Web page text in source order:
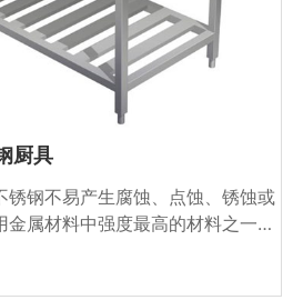
厨具
钢不易产生腐蚀、点蚀、锈蚀或
属材料中强度最高的材料之一。